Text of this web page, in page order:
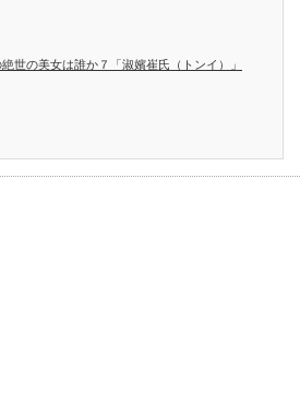
世の美女は誰か７「淑嬪崔氏（トンイ）」